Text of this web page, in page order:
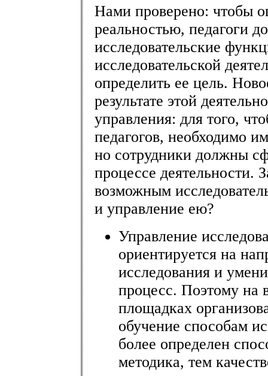
Нами проверено: чтобы
реальностью, педагоги
исследовательские
исследовательской
определить ее цель.
результате этой
управления: для того,
педагогов, необходимо
но сотрудники должны
процессе деятельности.
возможным
и управление ею?
Управление
ориентируется на
исследования и
процесс. Поэтому на
площадках
обучение способам
более определен
методика, тем